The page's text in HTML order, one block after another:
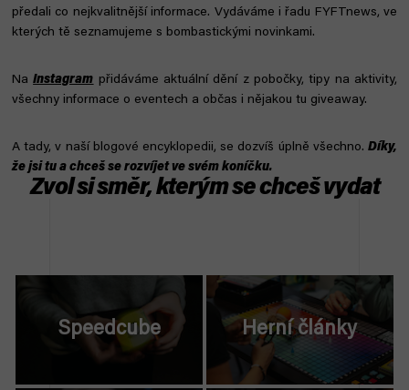
předali co nejkvalitnější informace. Vydáváme i řadu FYFTnews, ve
kterých tě seznamujeme s bombastickými novinkami.
NaInstagram přidáváme aktuální dění z pobočky, tipy na aktivity,
všechny informace o eventech a občas i nějakou tu giveaway.
A tady, v naší blogové encyklopedii, se dozvíš úplně všechno. Díky,
že jsi tu a chceš se rozvíjet ve svém koníčku.
Zvol si směr, kterým se chceš vydat
Speedcube Herní články